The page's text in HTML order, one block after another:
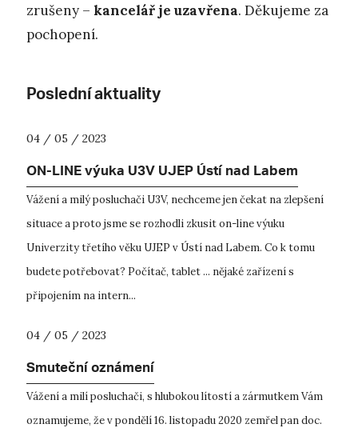
zrušeny – kancelář je uzavřena. Děkujeme za
pochopení.
Poslední aktuality
04 / 05 / 2023
ON-LINE výuka U3V UJEP Ústí nad Labem
Vážení a milý posluchači U3V, nechceme jen čekat na zlepšení
situace a proto jsme se rozhodli zkusit on-line výuku
Univerzity třetího věku UJEP v Ústí nad Labem. Co k tomu
budete potřebovat? Počítač, tablet ... nějaké zařízení s
připojením na intern...
04 / 05 / 2023
Smuteční oznámení
Vážení a milí posluchači, s hlubokou lítostí a zármutkem Vám
oznamujeme, že v pondělí 16. listopadu 2020 zemřel pan doc.